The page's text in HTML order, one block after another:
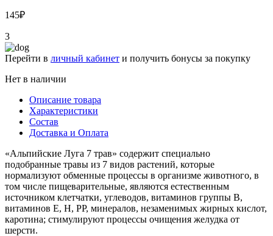
145₽
3
Перейти в личный кабинет и получить бонусы за покупку
Нет в наличии
Описание товара
Характеристики
Состав
Доставка и Оплата
«Альпийские Луга 7 трав» содержит специально
подобранные травы из 7 видов растений, которые
нормализуют обменные процессы в организме животного, в
том числе пищеварительные, являются естественным
источником клетчатки, углеводов, витаминов группы В,
витаминов Е, Н, РР, минералов, незаменимых жирных кислот,
каротина; стимулируют процессы очищения желудка от
шерсти.